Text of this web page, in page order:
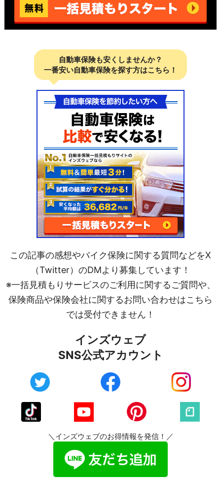
自動車保険も安くしませんか？
一番安い自動車保険を探す方はこちら！
この記事の感想やバイク保険に関する質問などをX
（Twitter）のDMより募集しています！
※一括見積もりサービスのご利用に関するご質問や、
保険商品や保険会社に関するお問い合わせはこちら
では受付できません！
インズウェブ
SNS公式アカウント
＼インズウェブのお得情報を発信！／